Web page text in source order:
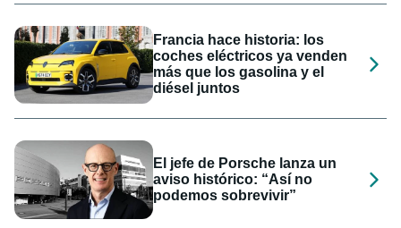
Francia hace historia: los
coches eléctricos ya venden
más que los gasolina y el
diésel juntos
El jefe de Porsche lanza un
aviso histórico: “Así no
podemos sobrevivir”